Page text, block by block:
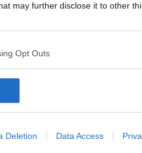
may further disclose it to other
Opt Outs
Deletion Data Access
allaNewsletter QUInews -
di posta.